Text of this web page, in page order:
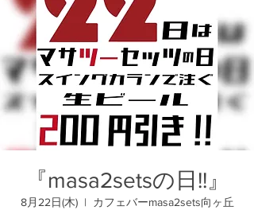
『masa2setsの日!!』
8月22日(木)
  |
カフェバーmasa2sets向ヶ丘